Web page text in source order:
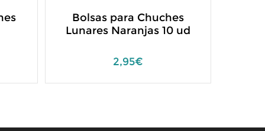
Bolsas para Chuches
Lunares Naranjas 10 ud
2,95€